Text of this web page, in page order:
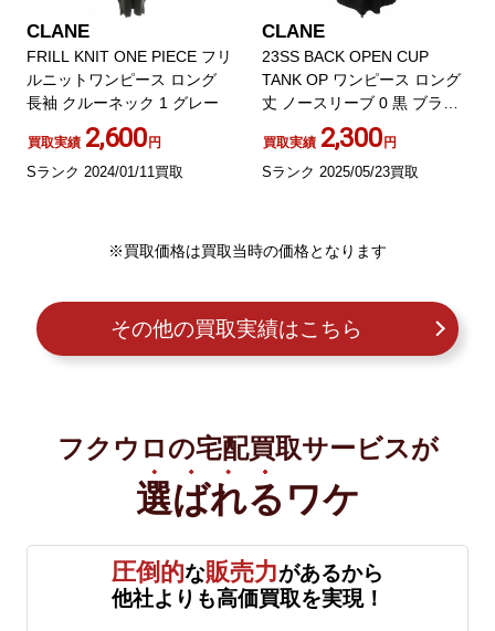
CLANE
FRILL KNIT ONE PIECE フリ
ルニットワンピース ロング
長袖 クルーネック 1 グレー
買取実績 2,600円
Sランク 2024/01/11買取
CLANE
23SS BACK OPEN CUP
TANK OP ワンピース ロング
丈 ノースリーブ 0 黒 ブラッ
買取実績 2,300円
Sランク 2025/05/23買取
※買取価格は買取当時の価格となります
その他の買取実績はこちら
フクウロの宅配買取サービスが
選ばれる ワケ
圧倒的な販売力があるから
他社よりも高価買取を実現！